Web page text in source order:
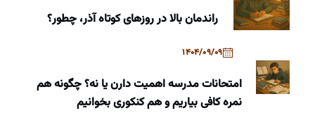
راندمان بالا در روزهای کوتاه آذر، چطور؟
1404/09/09
امتحانات مدرسه اهمیت دارن یا نه؟ چگونه هم
نمره کافی بیاریم و هم کنکوری بخوانیم